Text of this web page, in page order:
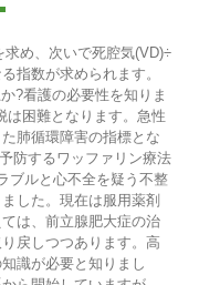
め、次いで死腔気(VD)÷
指数が求められます。
?看護の必要性を知りま
は困難となります。急性
肺循環障害の指標とな
防するワッファリン療法
ブルと心不全を疑う不整
した。現在は服用薬剤
は、前立腺肥大症の治
戻しつつあります。高
識が必要と知りまし